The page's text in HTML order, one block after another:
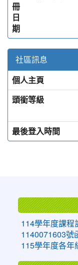
冊
日
期
社區訊息
個人主頁
頭銜等級
最後登入時間
114學年度課程
1140071603號
115學年度各年